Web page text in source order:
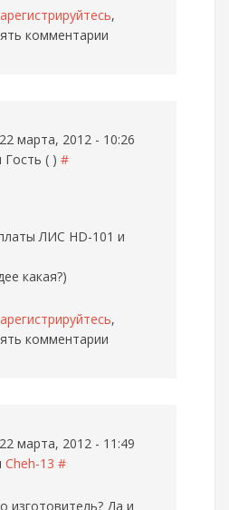
,
комментарии
марта, 2012 - 10:26
Гость ( ) #
ЛИС HD-101 и
какая?)
,
комментарии
марта, 2012 - 11:49
Cheh-13 #
изготовитель? Да и